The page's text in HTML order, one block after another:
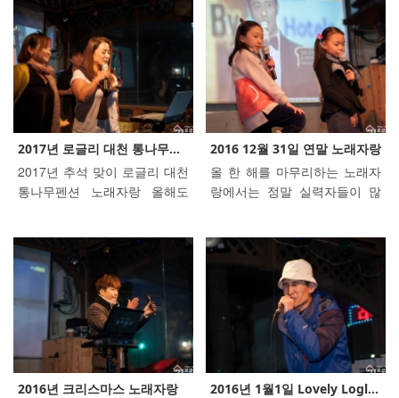
소중한 추억들 하나씩 만들어
가셨습니다. 해마다 찾아주시
는 분들도 계시고 이번에 처음
와서 신나게 즐기고 가신분들
도 계시고... 찾아 주신 모든 분
들께 깊은 감사말씀 드립니다.
찾아주신 모든 분들의 새해 큰
복 받으시라고 기원합니다.
주셔서 감사드립니다. 올해는
작년보다 더 많은 분들께서 참
여해주시고 즐겨주셔서 저희도
너무 행복했습니다. 로글리를
찾아주신 고객님들 가정에 행
복 가득하길 기원드리며 즐거
웠던 기억 오래오래 간진하시
길 바랍니다.
2017년 로글리 대천 통나무...
2017년 추석 맞이 로글리 대천
통나무펜션 노래자랑 올해도
주셔서 감사드립니다. 올해는
작년보다 더 많은 분들께서 참
여해주시고 즐겨주셔서 저희도
너무 행복했습니다. 로글리를
찾아주신 고객님들 가정에 행
복 가득하길 기원드리며 즐거
웠던 기억 오래오래 간진하시
길 바랍니다.
2016 12월 31일 연말 노래자랑
올 한 해를 마무리하는 노래자
랑에서는 정말 실력자들이 많
듯 합니다. 참여해주신 고객 여
러분들께 다시 한번 감사드립
니다. 새해 많은 어려움들이 산
재해 있지만, 오늘과 같은 에너
지만 유지하신다면 다들 즐겁
고 행복한 한 해로 만들어 갈 수
있을 거라 생각합니다. 복 많이
받으시고 다시 뵙는 날까지 건
2016년 크리스마스 노래자랑 2016년 1월1일 Lovely Logl...